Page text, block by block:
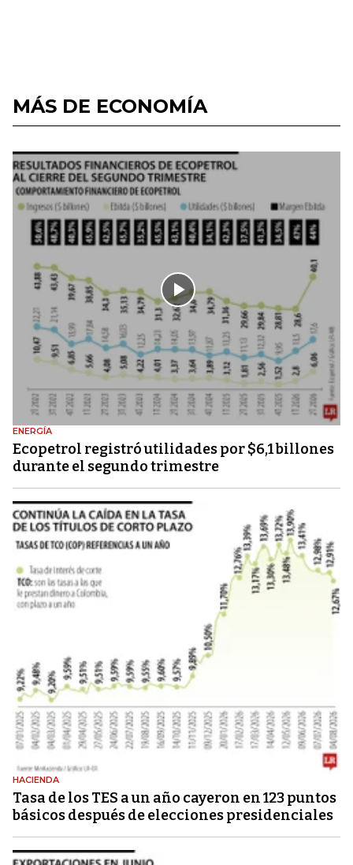
MÁS DE ECONOMÍA
ENERGÍA
Ecopetrol registró utilidades por $6,1 billones
durante el segundo trimestre
HACIENDA
Tasa de los TES a un año cayeron en 123 puntos
básicos después de elecciones presidenciales